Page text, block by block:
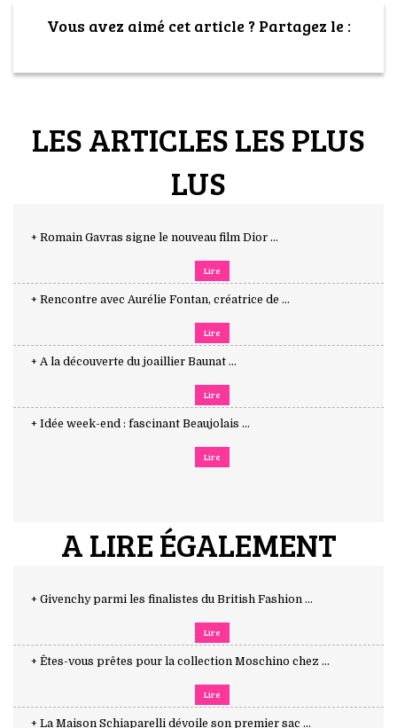
Vous avez aimé cet article ? Partagez le :
LES ARTICLES LES PLUS
LUS
+ Romain Gavras signe le nouveau film Dior ...
Lire
+ Rencontre avec Aurélie Fontan, créatrice de ...
Lire
+ A la découverte du joaillier Baunat ...
Lire
+ Idée week-end : fascinant Beaujolais ...
Lire
A LIRE ÉGALEMENT
+ Givenchy parmi les finalistes du British Fashion ...
Lire
+ Êtes-vous prêtes pour la collection Moschino chez ...
Lire
+ La Maison Schiaparelli dévoile son premier sac ...